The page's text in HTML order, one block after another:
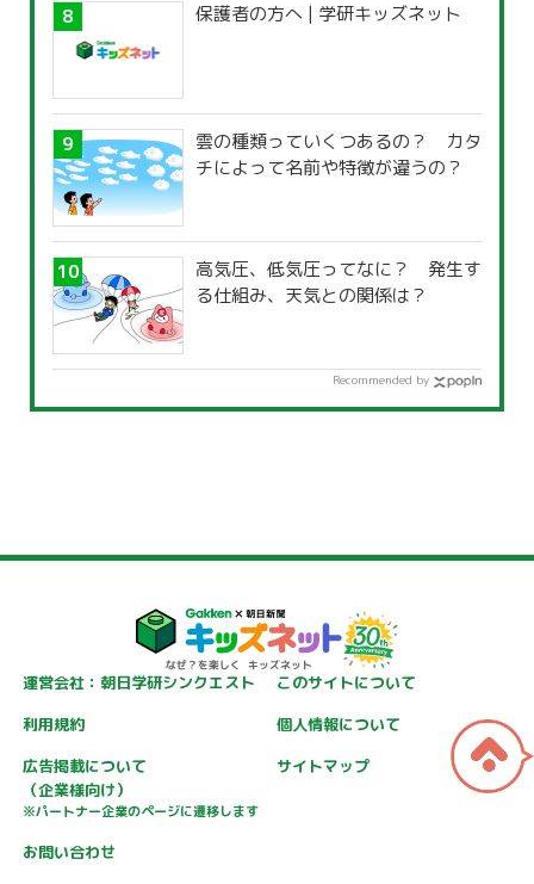
保護者の方へ | 学研キッズネット
雲の種類っていくつあるの？ カタ
チによって名前や特徴が違うの？
高気圧、低気圧ってなに？ 発生す
る仕組み、天気との関係は？
Recommended by
運営会社：朝日学研シンクエスト
このサイトについて
利用規約
個人情報について
広告掲載について
（企業様向け）
※パートナー企業のページに遷移します
サイトマップ
お問い合わせ